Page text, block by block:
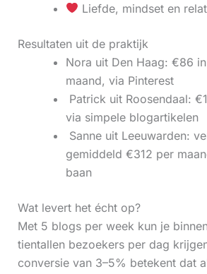
Liefde, mindset en
Resultaten uit de praktijk
Nora uit Den Haag: €86
maand, via Pinterest
Patrick uit Roosendaal:
via simpele blogartikelen
Sanne uit Leeuwarden:
gemiddeld €312 per
baan
Wat levert het écht op?
Met 5 blogs per week kun je
tientallen bezoekers per dag
conversie van 3–5% betekent dat